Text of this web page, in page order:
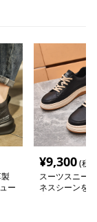
ー
¥9,300(税
スーツスニー
ネスシーンを